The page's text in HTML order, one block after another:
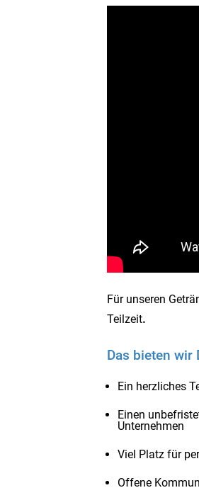
Für unseren
Teilzeit.
Das bieten wir
Ein herzliches
Einen
Unternehmen
Viel Platz für
Offene